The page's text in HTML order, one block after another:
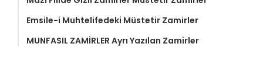
Emsile-i Muhtelifedeki Müstetir Zamirler
MUNFASIL ZAMİRLER Ayrı Yazılan Zamirler